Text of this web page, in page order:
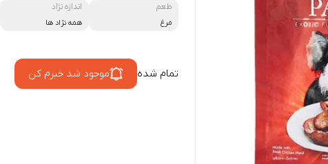
طعم
مرغ
اندازه نژاد
همه نژاد ها
تمام شده موجود شد خبرم کن